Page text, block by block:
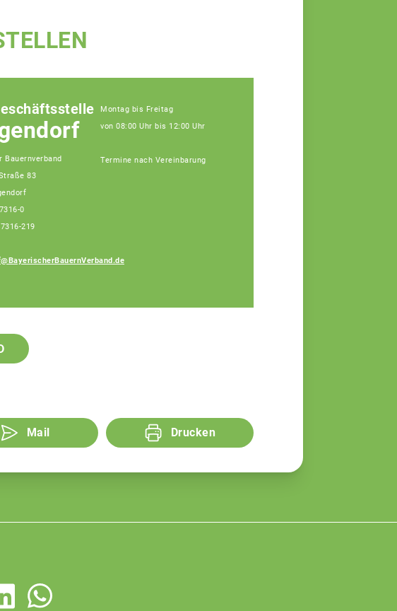
Bauernverband
83
0
219
Montag bis Freitag
von 08:00 Uhr bis 12:00 Uhr
Termine nach Vereinbarung
Mail Drucken